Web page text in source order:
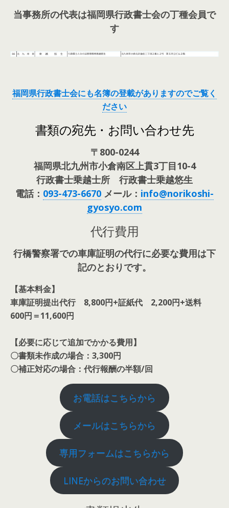
当事務所の代表は福岡県行政書士会の丁種会員で
す
福岡県行政書士会にも名簿の登載がありますのでご覧く
ださい
書類の宛先・お問い合わせ先
〒800-0244
福岡県北九州市小倉南区上貫3丁目10-4
行政書士乗越士所 行政書士乗越悠生
電話： 093-473-6670 メール： info@norikoshi-
gyosyo.com
代行費用
行橋警察署での車庫証明の代行に必要な費用は下
記のとおりです。
【基本料金】
車庫証明提出代行 8,800円+証紙代 2,200円+送料
600円＝11,600円
【必要に応じて追加でかかる費用】
〇書類未作成の場合：3,300円
〇補正対応の場合：代行報酬の半額/回
お電話はこちらから
メールはこちらから
専用フォームはこちらから
LINEからのお問い合わせ